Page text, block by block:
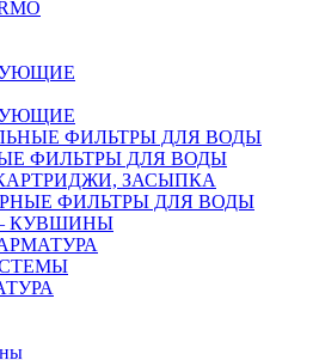
ФИЛЬТРЫ ДЛЯ ВОДЫ
ФИЛЬТРЫ ДЛЯ ВОДЫ
ЗАСЫПКА
ФИЛЬТРЫ ДЛЯ ВОДЫ
КУВШИНЫ